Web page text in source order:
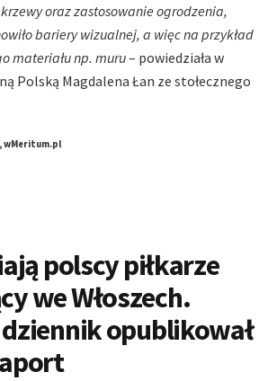
oraz zastosowanie ogrodzenia,
bariery wizualnej, a więc na przykład
materiału np. muru– powiedziała w
Polską Magdalena Łan ze stołecznego
wMeritum.pl
polscy piłkarze
we Włoszech.
opublikował